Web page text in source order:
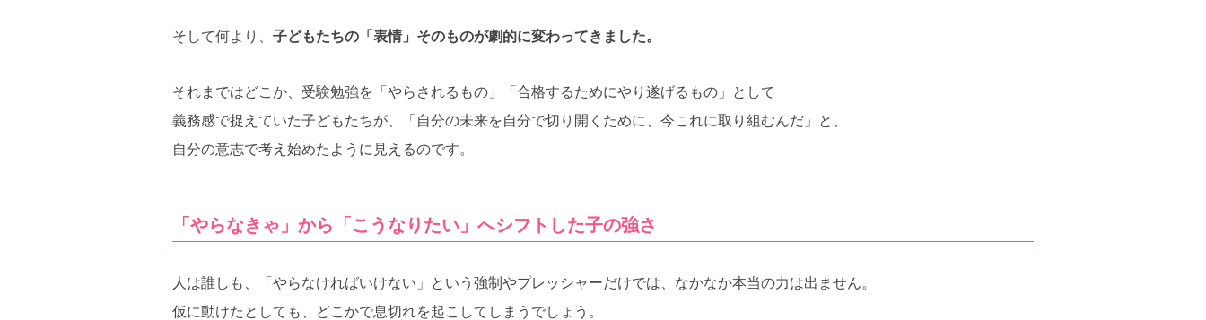
そして何より、 子どもたちの「表情」そのものが劇的に変わってきました。
それまではどこか、受験勉強を「やらされるもの」「合格するためにやり遂げるもの」として
義務感で捉えていた子どもたちが、「自分の未来を自分で切り開くために、今これに取り組むんだ」と、
自分の意志で考え始めたように見えるのです。
「やらなきゃ」から「こうなりたい」へシフトした子の強さ
人は誰しも、「やらなければいけない」という強制やプレッシャーだけでは、なかなか本当の力は出ません。
仮に動けたとしても、どこかで息切れを起こしてしまうでしょう。